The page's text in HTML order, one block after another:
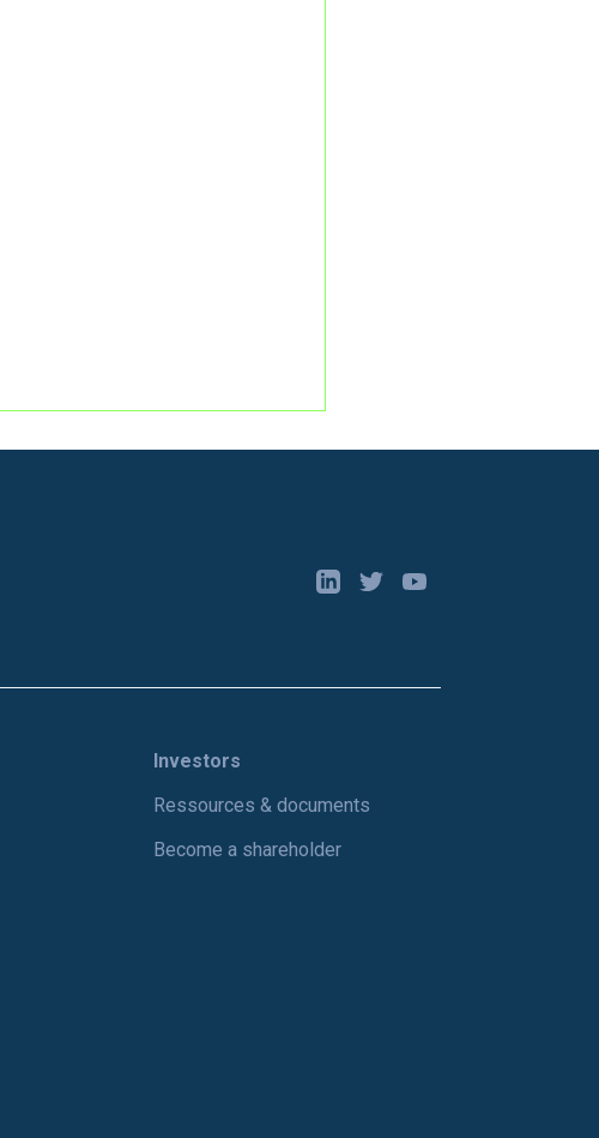
Investors
Ressources & documents
Become a shareholder